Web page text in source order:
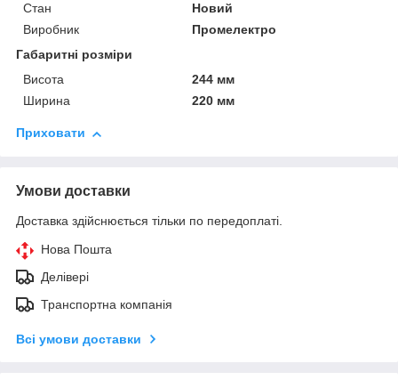
Стан
Новий
Виробник
Промелектро
Габаритні розміри
Висота
244 мм
Ширина
220 мм
Приховати
Умови доставки
Доставка здійснюється тільки по передоплаті.
Нова Пошта
Делівері
Транспортна компанія
Всі умови доставки